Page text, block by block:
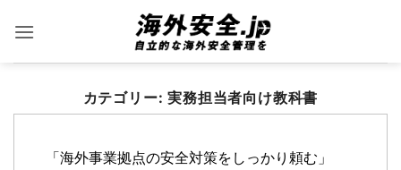
カテゴリー:実務担当者向け教科書
「海外事業拠点の安全対策をしっかり頼む」